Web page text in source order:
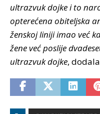
ultrazvuk dojke i to
opterećena obiteljska
ženskoj liniji imao već
žene već poslije
ultrazvuk dojke,